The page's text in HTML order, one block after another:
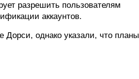
разрешить пользователям
аккаунтов.
Дорси, однако указали, что планы
ТИПОГРАФИКА
ИСТОРИИ БРЕНДОВ